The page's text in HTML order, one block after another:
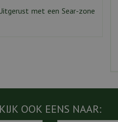
met een Sear-zone
KIJK OOK EENS NAAR: